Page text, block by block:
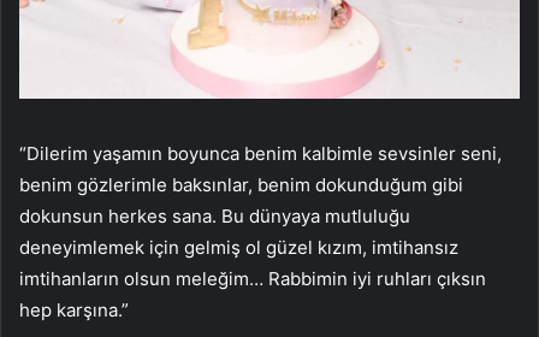
“Dilerim yaşamın boyunca benim kalbimle sevsinler seni,
benim gözlerimle baksınlar, benim dokunduğum gibi
dokunsun herkes sana. Bu dünyaya mutluluğu
deneyimlemek için gelmiş ol güzel kızım, imtihansız
imtihanların olsun meleğim… Rabbimin iyi ruhları çıksın
hep karşına.”